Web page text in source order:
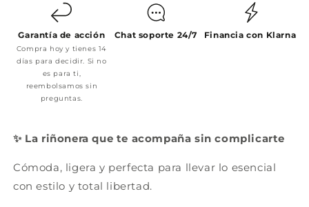
Garantía de acción
Compra hoy y tienes 14
días para decidir. Si no
es para ti,
reembolsamos sin
preguntas.
Chat soporte 24/7 Financia con Klarna
✨ La riñonera que te acompaña sin complicarte
Cómoda, ligera y perfecta para llevar lo esencial
con estilo y total libertad.